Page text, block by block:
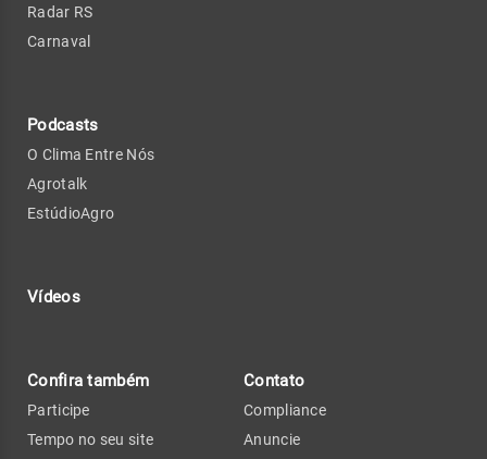
Radar RS
Carnaval
Podcasts
O Clima Entre Nós
Agrotalk
EstúdioAgro
Vídeos
Confira também
Participe
Tempo no seu site
Contato
Compliance
Anuncie